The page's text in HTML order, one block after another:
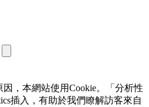
，本網站使用Cookie。「分析性
插入，有助於我們瞭解訪客來自